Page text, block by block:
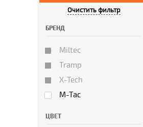
Очистить фильтр
БРЕНД
Miltec
Tramp
X-Tech
M-Tac
ЦВЕТ